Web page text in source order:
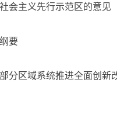
会主义先行示范区的意见
要
分区域系统推进全面创新